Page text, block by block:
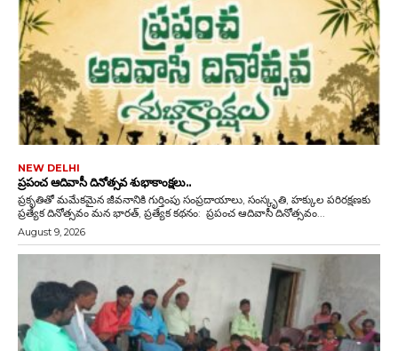
NEW DELHI
ప్రపంచ ఆదివాసీ దినోత్సవ శుభాకాంక్షలు..
ప్రకృతితో మమేకమైన జీవనానికి గుర్తింపు సంప్రదాయాలు, సంస్కృతి, హక్కుల పరిరక్షణకు
ప్రత్యేక దినోత్సవం మన భారత్, ప్రత్యేక కథనం: ప్రపంచ ఆదివాసీ దినోత్సవం...
August 9, 2026